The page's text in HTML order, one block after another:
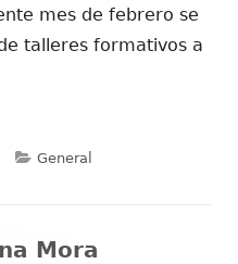
mes de febrero se
talleres formativos a
Categorías
General
Mora